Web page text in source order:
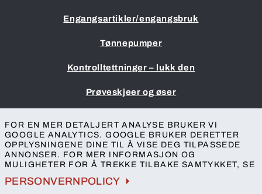
Engangsartikler/engangsbruk
Tønnepumper
Kontrolltettninger – lukk den
Prøveskjeer og øser
Vilkår og betingelser
Personvern
Tilgjengelighet
Kontakt
FOR EN MER DETALJERT ANALYSE BRUKER VI
GOOGLE ANALYTICS. GOOGLE BRUKER DERETTER
OPPLYSNINGENE DINE TIL Å VISE DEG TILPASSEDE
ANNONSER. FOR MER INFORMASJON OG
MULIGHETER FOR Å TREKKE TILBAKE SAMTYKKET, SE
PERSONVERNPOLICY